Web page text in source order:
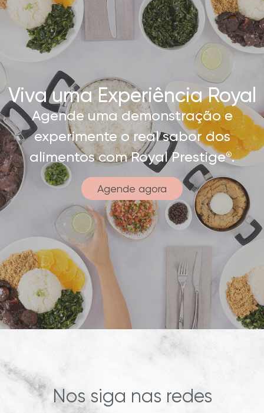
Viva uma Experiência Royal
Agende uma demonstração e
experimente o real sabor dos
alimentos com Royal Prestige®.
Agende agora
Nos siga nas redes